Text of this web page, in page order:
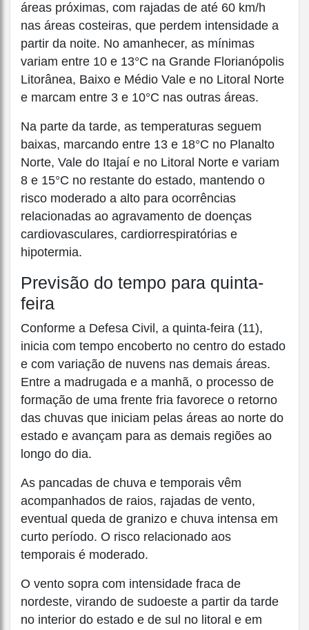
áreas próximas, com rajadas de até 60 km/h
nas áreas costeiras, que perdem intensidade a
partir da noite. No amanhecer, as mínimas
variam entre 10 e 13°C na Grande Florianópolis
Litorânea, Baixo e Médio Vale e no Litoral Norte
e marcam entre 3 e 10°C nas outras áreas.
Na parte da tarde, as temperaturas seguem
baixas, marcando entre 13 e 18°C no Planalto
Norte, Vale do Itajaí e no Litoral Norte e variam
8 e 15°C no restante do estado, mantendo o
risco moderado a alto para ocorrências
relacionadas ao agravamento de doenças
cardiovasculares, cardiorrespiratórias e
hipotermia.
Previsão do tempo para quinta-
feira
Conforme a Defesa Civil, a quinta-feira (11),
inicia com tempo encoberto no centro do estado
e com variação de nuvens nas demais áreas.
Entre a madrugada e a manhã, o processo de
formação de uma frente fria favorece o retorno
das chuvas que iniciam pelas áreas ao norte do
estado e avançam para as demais regiões ao
longo do dia.
As pancadas de chuva e temporais vêm
acompanhados de raios, rajadas de vento,
eventual queda de granizo e chuva intensa em
curto período. O risco relacionado aos
temporais é moderado.
O vento sopra com intensidade fraca de
nordeste, virando de sudoeste a partir da tarde
no interior do estado e de sul no litoral e em